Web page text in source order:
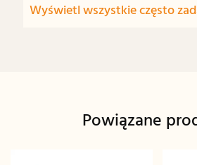
Wyświetl wszystkie często
Powiązane